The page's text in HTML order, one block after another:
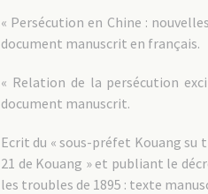
« Persécution en Chine :
document manuscrit en français.
« Relation de la persécution
document manuscrit.
Ecrit du « sous-préfet Kouang su
21 de Kouang » et publiant le
les troubles de 1895 : texte